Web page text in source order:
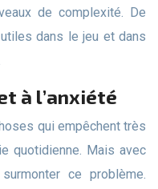
de complexité. De
dans le jeu et dans
à l’anxiété
quotidienne. Mais avec
ce problème.